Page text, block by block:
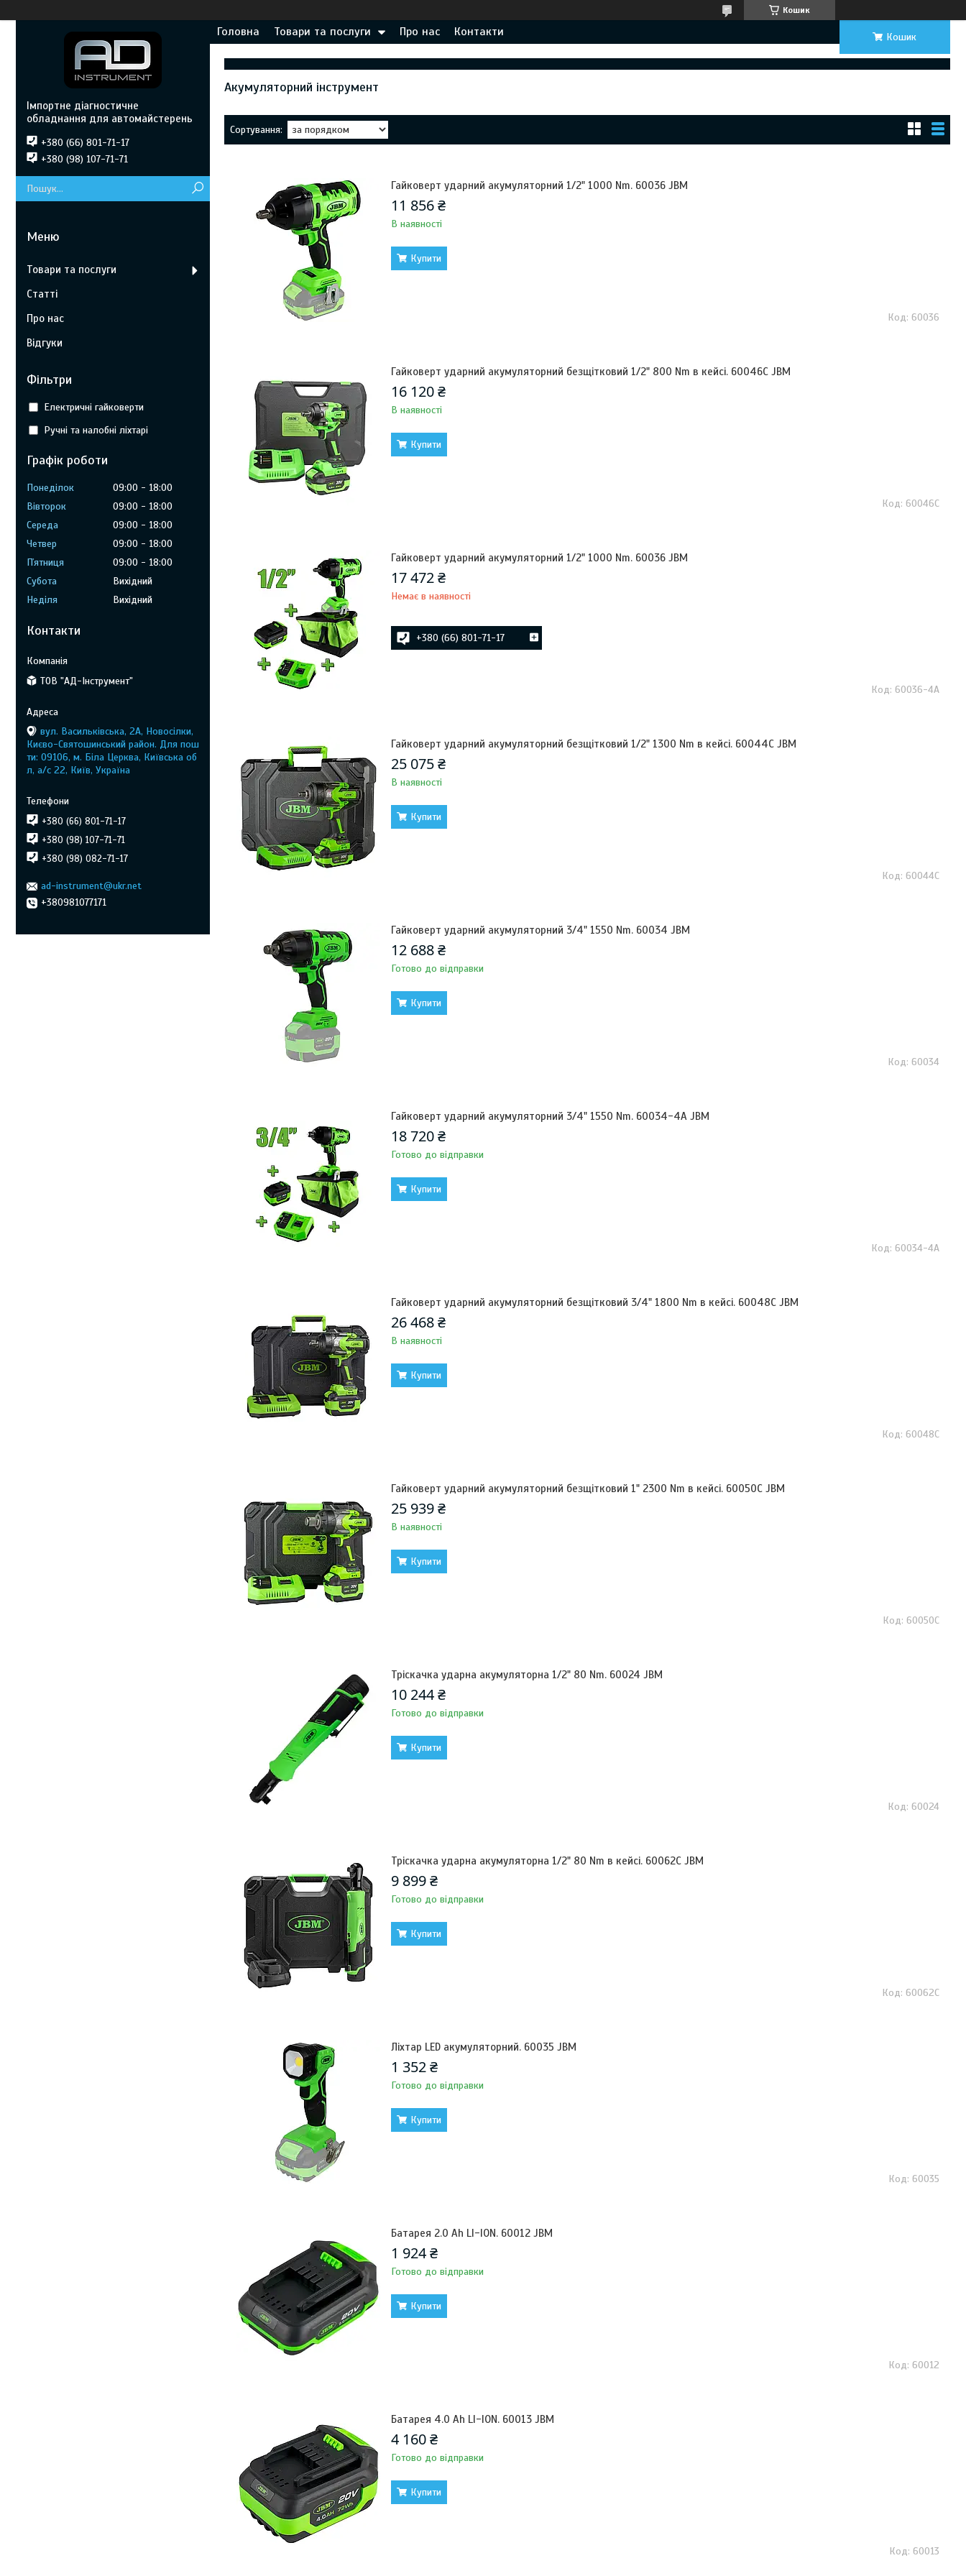
Кошик
Головна Товари та послуги Про нас Контакти Кошик
Акумуляторний інструмент
Гайковерт ударний акумуляторний 1/2" 1000 Nm. 60036 JBM
11 856 ₴
В наявності
Купити
60036
Гайковерт ударний акумуляторний безщітковий 1/2" 800 Nm в кейсі. 60046C JBM
16 120 ₴
В наявності
Купити
60046C
Гайковерт ударний акумуляторний 1/2" 1000 Nm. 60036 JBM
17 472 ₴
Немає в наявності
+380 (66) 801-71-17
60036-4A
Гайковерт ударний акумуляторний безщітковий 1/2" 1300 Nm в кейсі. 60044C JBM
25 075 ₴
В наявності
Купити
60044C
Гайковерт ударний акумуляторний 3/4" 1550 Nm. 60034 JBM
12 688 ₴
Готово до відправки
Купити
60034
Гайковерт ударний акумуляторний 3/4" 1550 Nm. 60034-4A JBM
18 720 ₴
Готово до відправки
Купити
60034-4A
Гайковерт ударний акумуляторний безщітковий 3/4" 1800 Nm в кейсі. 60048C JBM
26 468 ₴
В наявності
Купити
60048C
Гайковерт ударний акумуляторний безщітковий 1" 2300 Nm в кейсі. 60050C JBM
25 939 ₴
В наявності
Купити
60050C
Тріскачка ударна акумуляторна 1/2" 80 Nm. 60024 JBM
10 244 ₴
Готово до відправки
Купити
60024
Тріскачка ударна акумуляторна 1/2" 80 Nm в кейсі. 60062C JBM
9 899 ₴
Готово до відправки
Купити
60062C
Ліхтар LED акумуляторний. 60035 JBM
1 352 ₴
Готово до відправки
Купити
60035
Батарея 2.0 Ah LI-ION. 60012 JBM
1 924 ₴
Готово до відправки
Купити
60012
Батарея 4.0 Ah LI-ION. 60013 JBM
4 160 ₴
Готово до відправки
Купити
60013
Імпортне діагностичне
обладнання для автомайстерень
+380 (66) 801-71-17
+380 (98) 107-71-71
Товари та послуги
Статті
Про нас
Відгуки
Фільтри
Електричні гайковерти
Ручні та налобні ліхтарі
Графік роботи
Понеділок 09:00
18:00
Вівторок
09:00
18:00
Середа
09:00
18:00
Четвер
09:00
18:00
Пʼятниця
09:00
18:00
Субота
Вихідний
Неділя
Вихідний
Контакти
ТОВ "АД-Інструмент"
вул. Васильківська, 2А, Новосілки,
Києво-Святошинський район. Для пош
ти: 09106, м. Біла Церква, Київська об
л, а/с 22, Київ, Україна
+380 (66) 801-71-17
+380 (98) 107-71-71
+380 (98) 082-71-17
ad-instrument@ukr.net
+380981077171